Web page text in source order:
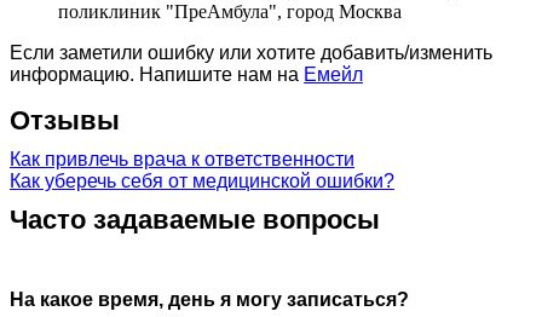
поликлиник "ПреАмбула", город Москва
Если заметили ошибку или хотите добавить/изменить
информацию. Напишите нам на Емейл
Отзывы
Как привлечь врача к ответственности
Как уберечь себя от медицинской ошибки?
Часто задаваемые вопросы
На какое время, день я могу записаться?